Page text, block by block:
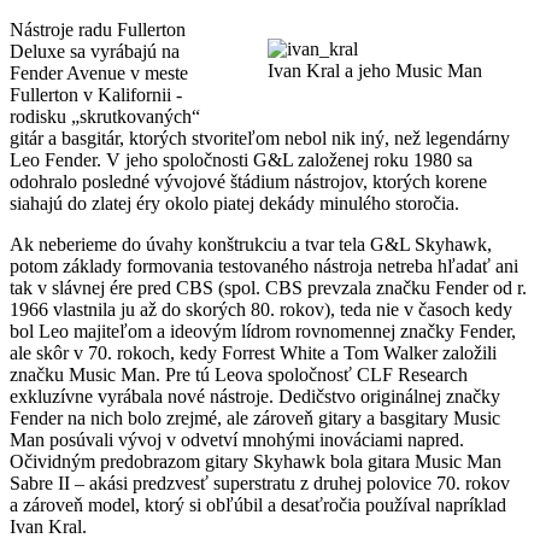
Ivan Kral a jeho Music Man
Nástroje radu Fullerton
Deluxe sa vyrábajú na
Fender Avenue v meste
Fullerton v Kalifornii -
rodisku „skrutkovaných“
gitár a basgitár, ktorých stvoriteľom nebol nik iný, než legendárny
Leo Fender. V jeho spoločnosti G&L založenej roku 1980 sa
odohralo posledné vývojové štádium nástrojov, ktorých korene
siahajú do zlatej éry okolo piatej dekády minulého storočia.
Ak neberieme do úvahy konštrukciu a tvar tela G&L Skyhawk,
potom základy formovania testovaného nástroja netreba hľadať ani
tak v slávnej ére pred CBS (spol. CBS prevzala značku Fender od r.
1966 vlastnila ju až do skorých 80. rokov), teda nie v časoch kedy
bol Leo majiteľom a ideovým lídrom rovnomennej značky Fender,
ale skôr v 70. rokoch, kedy Forrest White a Tom Walker založili
značku Music Man. Pre tú Leova spoločnosť CLF Research
exkluzívne vyrábala nové nástroje. Dedičstvo originálnej značky
Fender na nich bolo zrejmé, ale zároveň gitary a basgitary Music
Man posúvali vývoj v odvetví mnohými inováciami napred.
Očividným predobrazom gitary Skyhawk bola gitara Music Man
Sabre II – akási predzvesť superstratu z druhej polovice 70. rokov
a zároveň model, ktorý si obľúbil a desaťročia používal napríklad
Ivan Kral.